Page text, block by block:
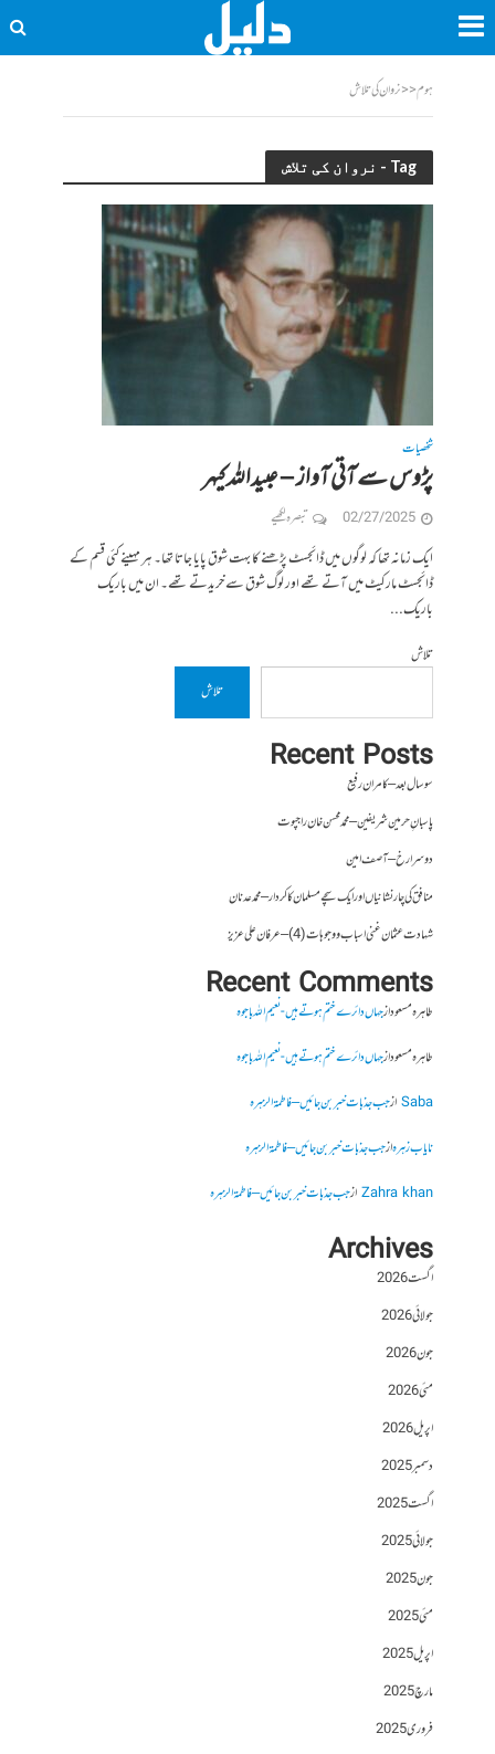
ہوم<<نروان کی تلاش
Tag - نروان کی تلاش
شخصیات
پڑوس سے آتی آواز – عبیداللہ کیہر
02/27/2025 تبصرہ لکھیے
ایک زمانہ تھا کہ لوگوں میں ڈائجسٹ پڑھنے کا بہت شوق پایا جاتا تھا۔ ہر مہینے کئی قسم کے
ڈائجسٹ مارکیٹ میں آتے تھے اور لوگ شوق سے خریدتے تھے۔ ان میں باریک
باریک...
تلاش
تلاش
Recent Posts
سو سال بعد – کامران رفیع
پاسبانِ حرمین شریفین – محمد محسن خان راجپوت
دوسرا رخ – آصف امین
منافق کی چار نشانیاں اور ایک سچے مسلمان کا کردار – محمد عدنان
شہادت عثمان غنی اسباب و وجوہات (4) – عرفان علی عزیز
Recent Comments
طاہرہ مسعودازجہاں دائرے ختم ہوتے ہیں- نعیم اللہ باجوہ
طاہرہ مسعودازجہاں دائرے ختم ہوتے ہیں- نعیم اللہ باجوہ
Sabaازجب جذبات خبر بن جائیں – فاطمۃالزہرہ
نایاب زہرہازجب جذبات خبر بن جائیں – فاطمۃالزہرہ
Zahra khanازجب جذبات خبر بن جائیں – فاطمۃالزہرہ
Archives
اگست 2026
جولائی 2026
جون 2026
مئی 2026
اپریل 2026
دسمبر 2025
اگست 2025
جولائی 2025
جون 2025
مئی 2025
اپریل 2025
مارچ 2025
فروری 2025